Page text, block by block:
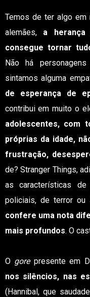
Temos de ter algo em
alemães, a herança
consegue tornar
Não há
sintamos alguma
de esperança de
contribui em muito o
adolescentes, com
próprias da idade,
frustração,
de? Stranger Things,
as características
policiais, de terror ou
confere uma nota
mais profundos. O
O gorepresente em
nos silêncios, nas
(Hannibal, que